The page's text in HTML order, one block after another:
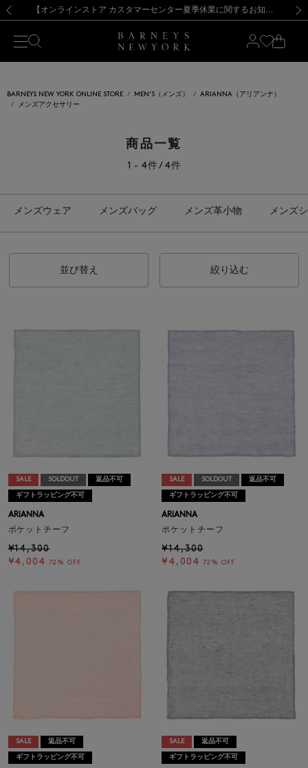
新規登録のお客様も対象！＜MY BARNEYS＞会員のお客様は11,000円（税込）以上のお買上げで常時送料無料！お買い物の際は会員登録を！
【夏季休業に伴う出荷一時停止のお知らせ】(2026.8.7) 【オンラインストア カスタマーセンター夏季休業に関するお知らせ】（2026.8.7）
【夏季休業に伴う返品・交換承り一時停止のお知らせ】（2026.8.5）
熊本県を中心とした地震の影響によるお荷物のお届けについて
【開催中】SUMMER SALEのご案内・ご注意事項 新規登録のお客様も対象！＜MY BARNEYS＞会員のお客様は11,000円（税込）以上のお買上げで常時送料無料！お買い物の際は会員登録を！
【夏季休業に伴う出荷一時停止のお知らせ】(2026.8.7)
BARNEYS NEW YORK ONLINE STORE MEN'S（メンズ）
ARIANNA（アリアンナ）
メンズアクセサリー
商品一覧
1 - 4件 / 4件
メンズウェア メンズバッグ メンズ革小物 メンズ
並び替え 絞り込む
SALE SOLDOUT 返品不可
ギフトラッピング不可
ARIANNA
ポケットチーフ
¥14,300
¥4,004 72% OFF
SALE SOLDOUT 返品不可
ギフトラッピング不可
ARIANNA
ポケットチーフ
¥14,300
¥4,004 72% OFF
SALE 返品不可
ギフトラッピング不可
SALE 返品不可
ギフトラッピング不可